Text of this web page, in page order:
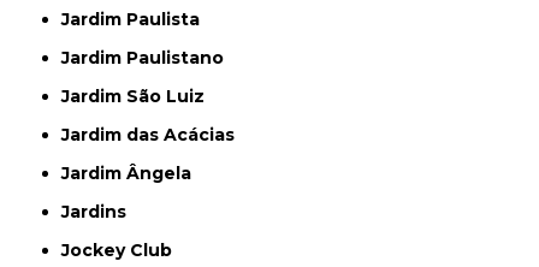
Jardim Paulista
Jardim Paulistano
Jardim São Luiz
Jardim das Acácias
Jardim Ângela
Jardins
Jockey Club